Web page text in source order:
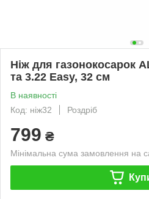
Ніж для газонокосарок
та 3.22 Easy, 32 см
В наявності
Код: ніж32
Роздріб
799 ₴
Мінімальна сума замовлення на